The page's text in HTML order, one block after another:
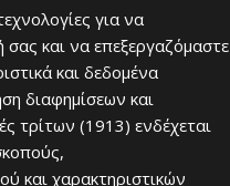
για να
και να επεξεργαζόμαστε
και δεδομένα
διαφημίσεων και
τρίτων (1913) ενδέχεται
και χαρακτηριστικών